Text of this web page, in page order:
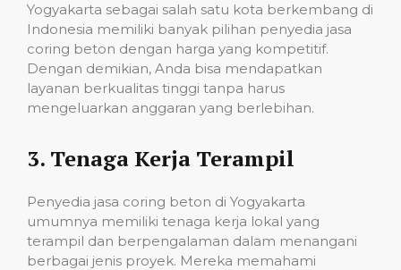
Yogyakarta sebagai salah satu kota berkembang di
Indonesia memiliki banyak pilihan penyedia jasa
coring beton dengan harga yang kompetitif.
Dengan demikian, Anda bisa mendapatkan
layanan berkualitas tinggi tanpa harus
mengeluarkan anggaran yang berlebihan.
3. Tenaga Kerja Terampil
Penyedia jasa coring beton di Yogyakarta
umumnya memiliki tenaga kerja lokal yang
terampil dan berpengalaman dalam menangani
berbagai jenis proyek. Mereka memahami